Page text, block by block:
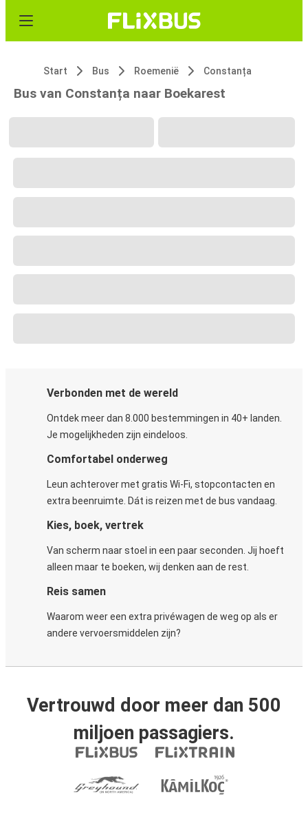
Start Bus Roemenië Constanța
Bus van Constanța naar Boekarest
Verbonden met de wereld
Ontdek meer dan 8.000 bestemmingen in 40+ landen.
Je mogelijkheden zijn eindeloos.
Comfortabel onderweg
Leun achterover met gratis Wi-Fi, stopcontacten en
extra beenruimte. Dát is reizen met de bus vandaag.
Kies, boek, vertrek
Van scherm naar stoel in een paar seconden. Jij hoeft
alleen maar te boeken, wij denken aan de rest.
Reis samen
Waarom weer een extra privéwagen de weg op als er
andere vervoersmiddelen zijn?
Vertrouwd door meer dan 500
miljoen passagiers.